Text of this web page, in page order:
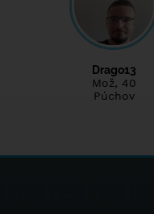
Drago13
Mož, 40
Púchov